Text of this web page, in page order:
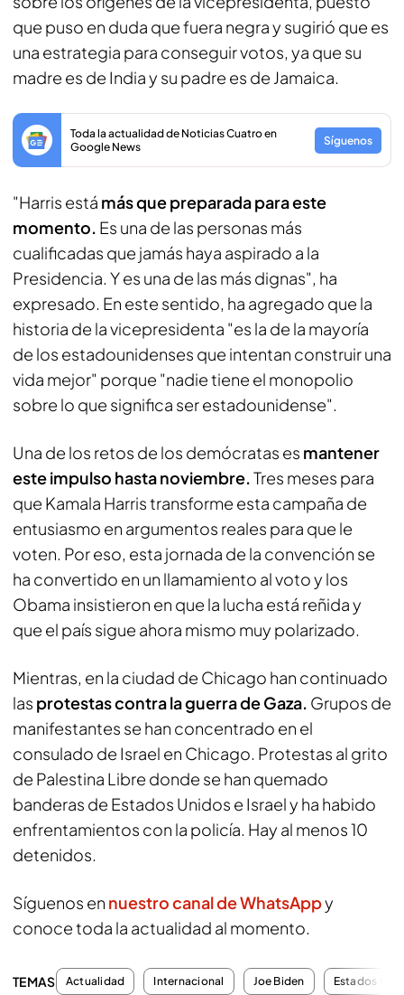
que puso en duda que fuera negra y sugirió que es
una estrategia para conseguir votos, ya que su
madre es de India y su padre es de Jamaica.
Toda la actualidad de Noticias Cuatro en
Google News
Síguenos
"Harris está más que preparada para este
momento. Es una de las personas más
cualificadas que jamás haya aspirado a la
Presidencia. Y es una de las más dignas", ha
expresado. En este sentido, ha agregado que la
historia de la vicepresidenta "es la de la mayoría
de los estadounidenses que intentan construir una
vida mejor" porque "nadie tiene el monopolio
sobre lo que significa ser estadounidense".
Una de los retos de los demócratas es mantener
este impulso hasta noviembre.Tres meses para
que Kamala Harris transforme esta campaña de
entusiasmo en argumentos reales para que le
voten. Por eso, esta jornada de la convención se
ha convertido en un llamamiento al voto y los
Obama insistieron en que la lucha está reñida y
que el país sigue ahora mismo muy polarizado.
Mientras, en la ciudad de Chicago han continuado
las protestas contra la guerra de Gaza. Grupos de
manifestantes se han concentrado en el
consulado de Israel en Chicago. Protestas al grito
de Palestina Libre donde se han quemado
banderas de Estados Unidos e Israel y ha habido
enfrentamientos con la policía. Hay al menos 10
detenidos.
Síguenos en nuestro canal de WhatsAppy
conoce toda la actualidad al momento.
TEMAS Actualidad Internacional Joe Biden Estados